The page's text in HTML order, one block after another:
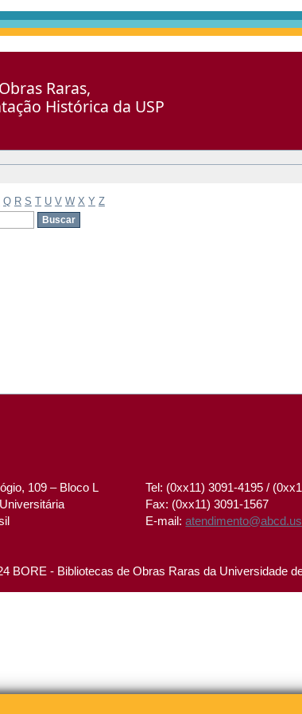
Raras,
Histórica da USP
Q R S T U V W X Y Z
109 – Bloco L
Tel: (0xx11) 3091-4195 /
Fax: (0xx11) 3091-1567
E-mail:
BORE - Bibliotecas de Obras Raras da Universidade